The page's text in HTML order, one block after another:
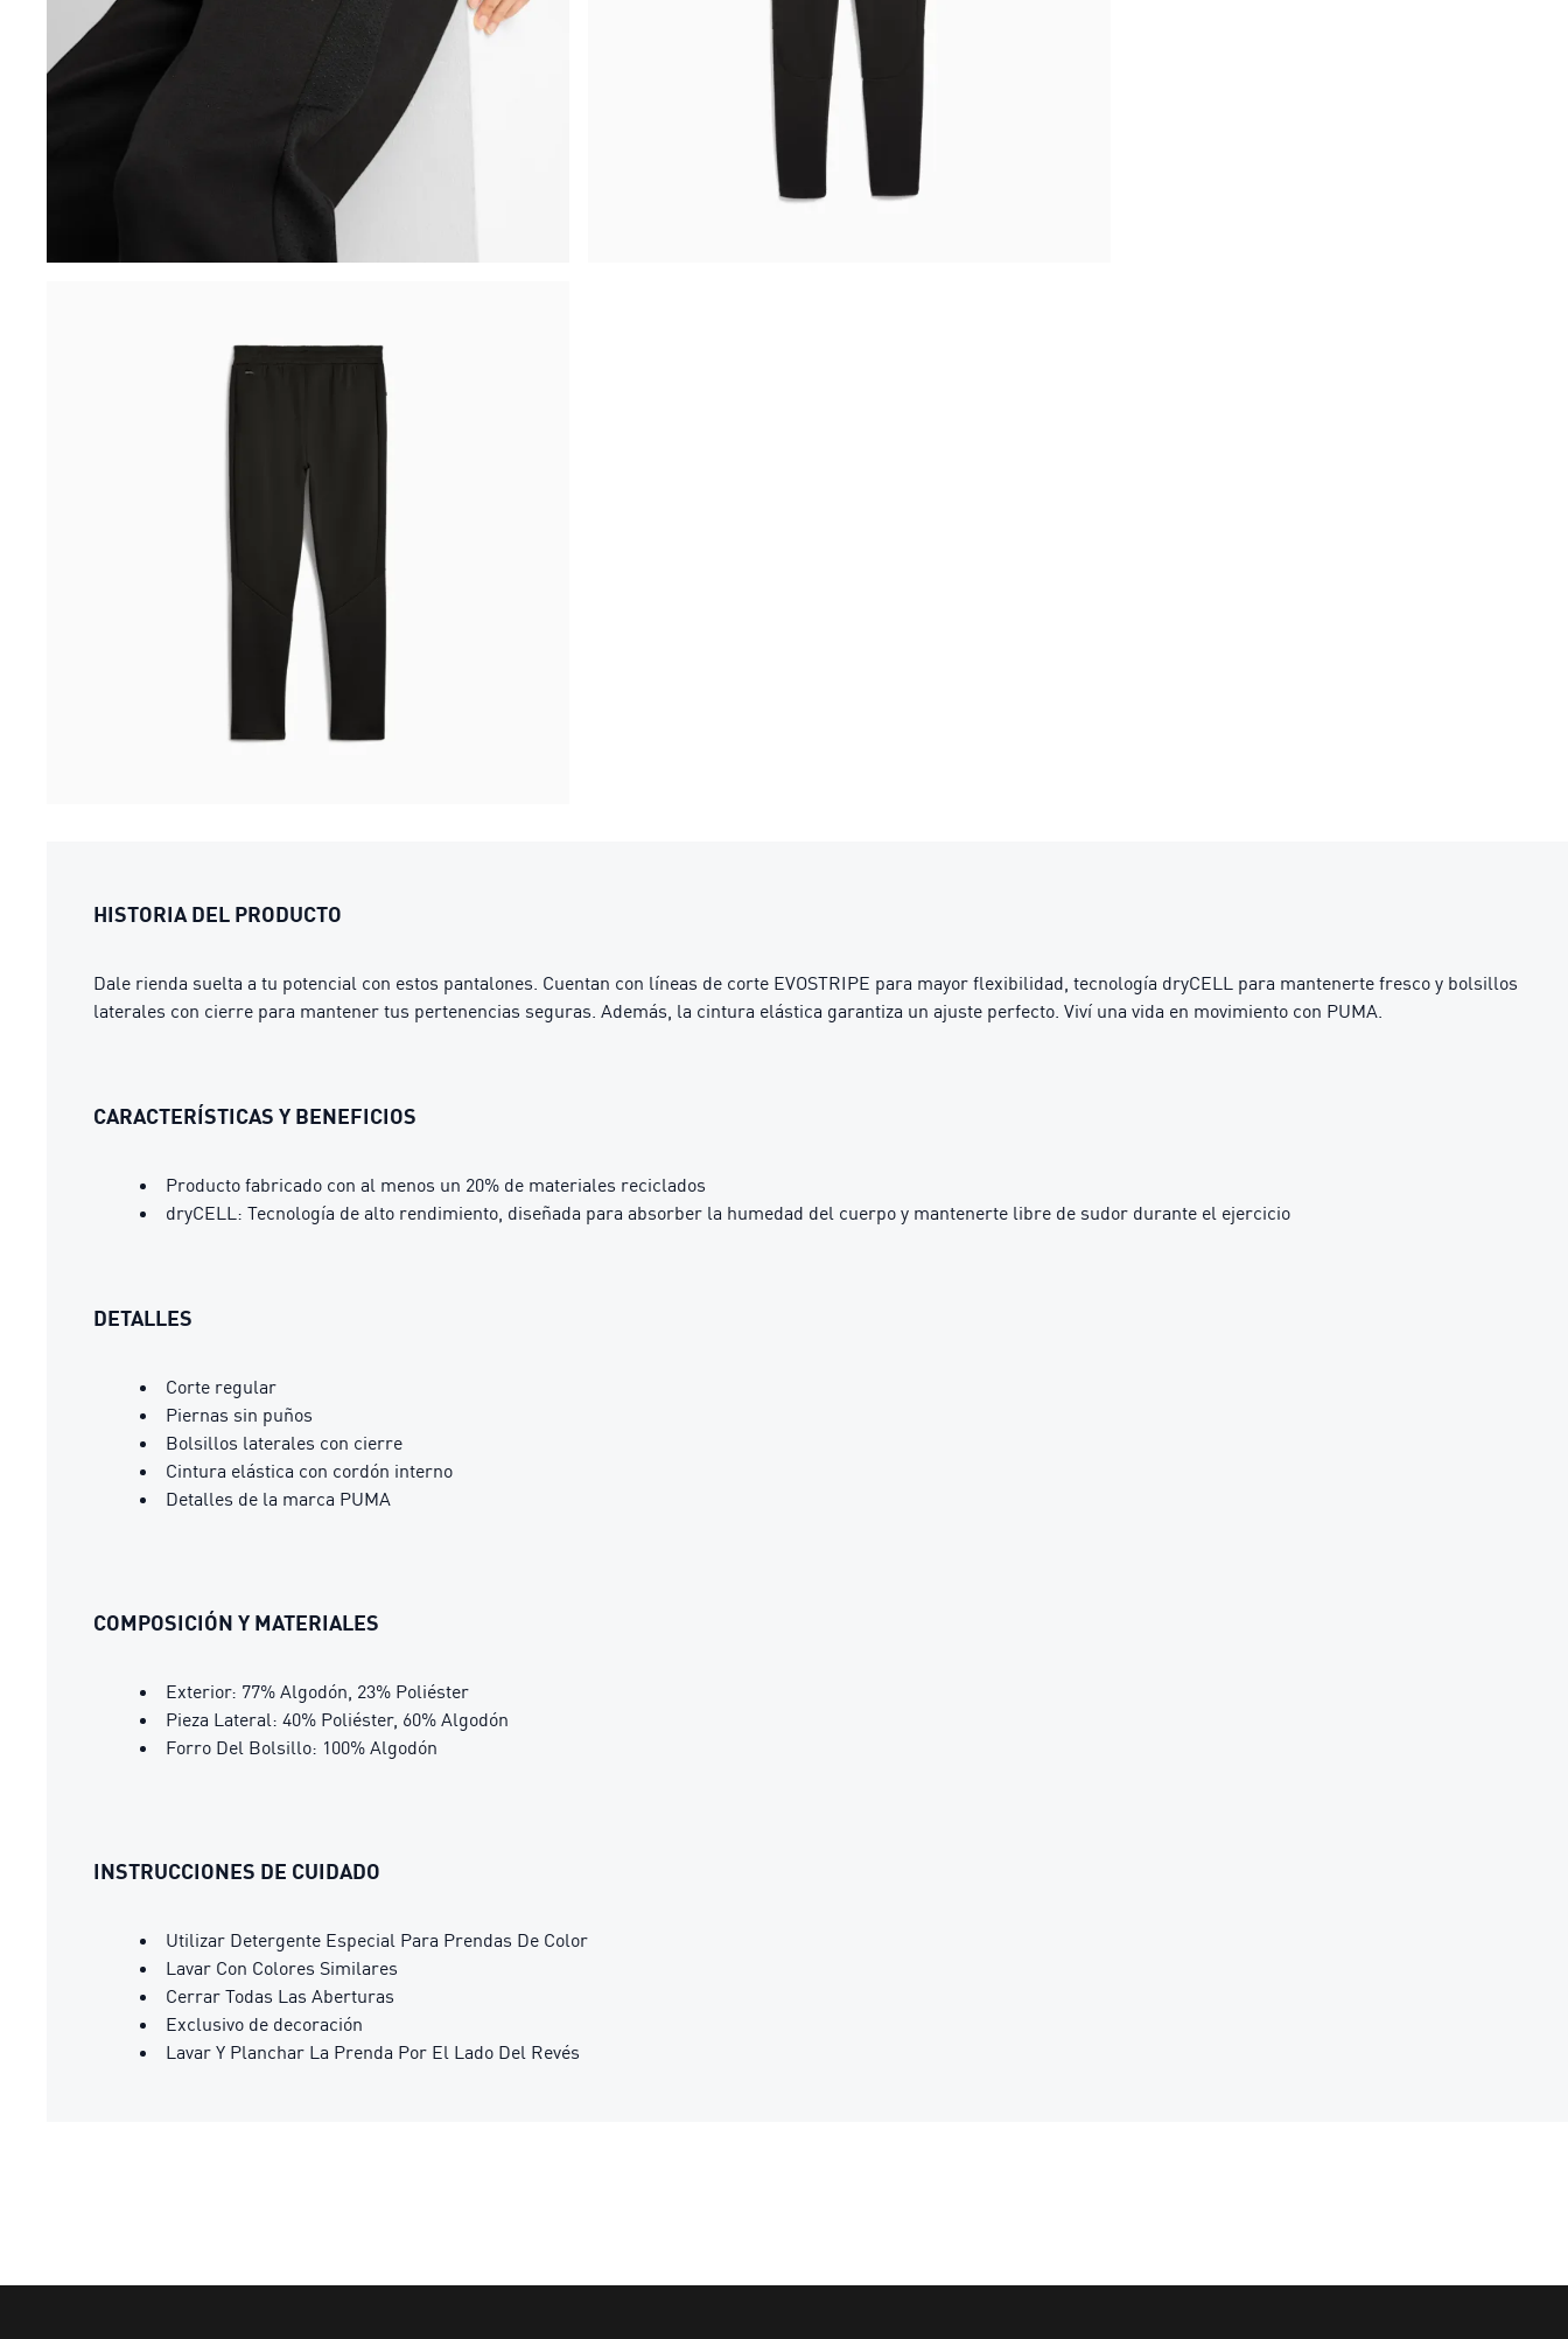
HISTORIA DEL PRODUCTO
Dale rienda suelta a tu potencial con estos pantalones. Cuentan con líneas de corte EVOSTRIPE para mayor flexibilidad, tecnología dryCELL para mantenerte fresco y bolsillos
laterales con cierre para mantener tus pertenencias seguras. Además, la cintura elástica garantiza un ajuste perfecto. Viví una vida en movimiento con PUMA.
CARACTERÍSTICAS Y BENEFICIOS
Producto fabricado con al menos un 20% de materiales reciclados
dryCELL: Tecnología de alto rendimiento, diseñada para absorber la humedad del cuerpo y mantenerte libre de sudor durante el ejercicio
DETALLES
Corte regular
Piernas sin puños
Bolsillos laterales con cierre
Cintura elástica con cordón interno
Detalles de la marca PUMA
COMPOSICIÓN Y MATERIALES
Exterior: 77% Algodón, 23% Poliéster
Pieza Lateral: 40% Poliéster, 60% Algodón
Forro Del Bolsillo: 100% Algodón
INSTRUCCIONES DE CUIDADO
Utilizar Detergente Especial Para Prendas De Color
Lavar Con Colores Similares
Cerrar Todas Las Aberturas
Exclusivo de decoración
Lavar Y Planchar La Prenda Por El Lado Del Revés